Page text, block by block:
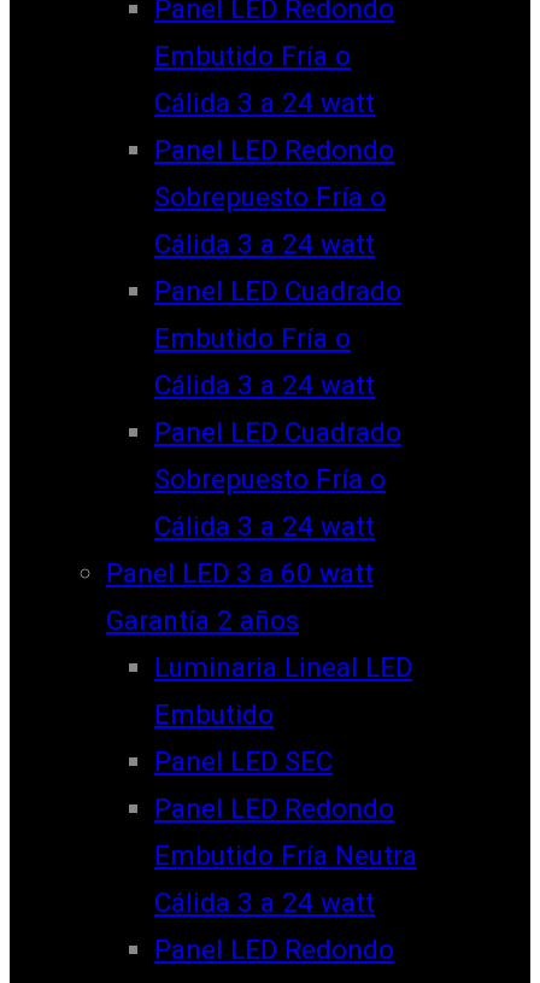
Panel LED Redondo
Embutido Fría o
Cálida 3 a 24 watt
Panel LED Redondo
Sobrepuesto Fría o
Cálida 3 a 24 watt
Panel LED Cuadrado
Embutido Fría o
Cálida 3 a 24 watt
Panel LED Cuadrado
Sobrepuesto Fría o
Cálida 3 a 24 watt
Panel LED 3 a 60 watt
Garantía 2 años
Luminaria Lineal LED
Embutido
Panel LED SEC
Panel LED Redondo
Embutido Fría Neutra
Cálida 3 a 24 watt
Panel LED Redondo